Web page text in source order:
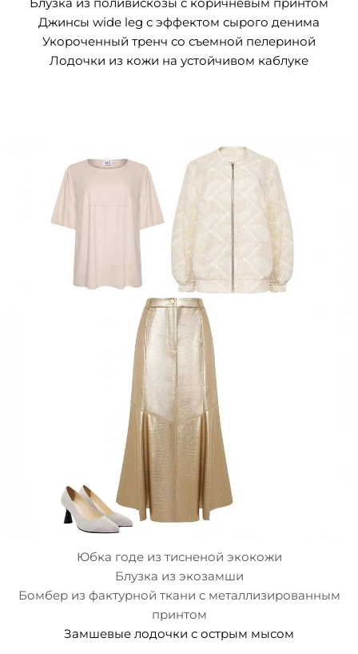
Джинсы wide leg с эффектом сырого денима
Укороченный тренч со съемной пелериной
Лодочки из кожи на устойчивом каблуке
Юбка годе из тисненой экокожи
Блузка из экозамши
Бомбер из фактурной ткани с металлизированным
принтом
Замшевые лодочки с острым мысом